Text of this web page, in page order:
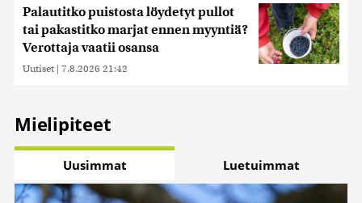
Palautitko puistosta löydetyt pullot
tai pakastitko marjat ennen myyntiä?
Verottaja vaatii osansa
Uutiset | 7.8.2026 21:42
Mielipiteet
Uusimmat Luetuimmat